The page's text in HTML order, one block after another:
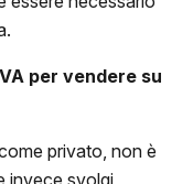
per vendere su
privato, non è
invece svolgi